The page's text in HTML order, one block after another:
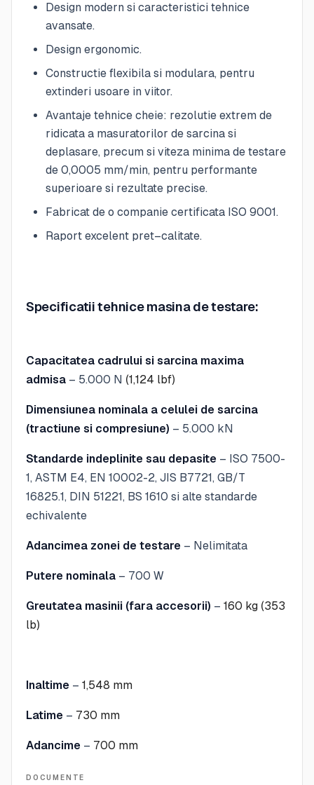
Design modern si caracteristici tehnice
avansate.
Design ergonomic.
Constructie flexibila si modulara, pentru
extinderi usoare in viitor.
Avantaje tehnice cheie: rezolutie extrem de
ridicata a masuratorilor de sarcina si
deplasare, precum si viteza minima de testare
de 0,0005 mm/min, pentru performante
superioare si rezultate precise.
Fabricat de o companie certificata ISO 9001.
Raport excelent pret–calitate.
Specificatii tehnice masina de testare:
Capacitatea cadrului si sarcina maxima
admisa – 5.000 N (1,124 lbf)
Dimensiunea nominala a celulei de sarcina
(tractiune si compresiune) – 5.000 kN
Standarde indeplinite sau depasite – ISO 7500-
1, ASTM E4, EN 10002-2, JIS B7721, GB/T
16825.1, DIN 51221, BS 1610 si alte standarde
echivalente
Adancimea zonei de testare – Nelimitata
Putere nominala – 700 W
Greutatea masinii (fara accesorii) – 160 kg (353
lb)
Inaltime – 1,548 mm
Latime – 730 mm
Adancime – 700 mm
DOCUMENTE